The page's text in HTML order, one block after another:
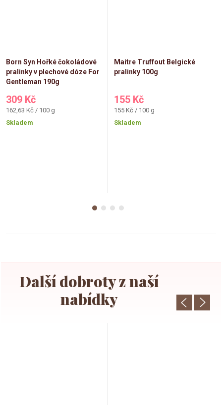
Born Syn Hořké čokoládové
pralinky v plechové dóze For
Gentleman 190g
309 Kč
Měrná
cena:
162,63 Kč / 100 g
Skladem
Maitre Truffout Belgické
pralinky 100g
155 Kč
Měrná
cena:
155 Kč / 100 g
Skladem